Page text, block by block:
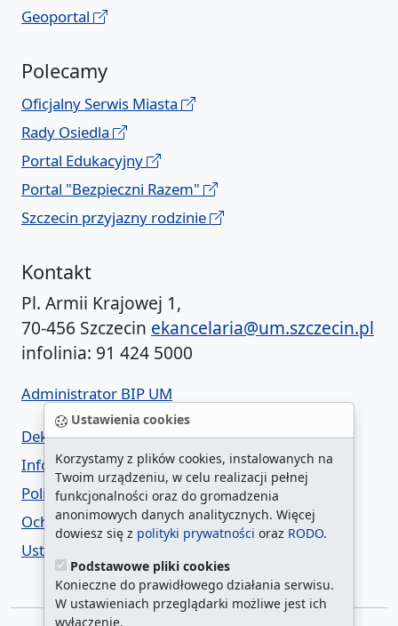
Ustawienia cookies
Korzystamy z plików cookies, instalowanych na
Twoim urządzeniu, w celu realizacji pełnej
funkcjonalności oraz do gromadzenia
anonimowych danych analitycznych. Więcej
dowiesz się z polityki prywatności oraz RODO.
Podstawowe pliki cookies
Konieczne do prawidłowego działania serwisu.
W ustawieniach przeglądarki możliwe jest ich
wyłączenie.
Geoportal
Polecamy
Oficjalny Serwis Miasta
Rady Osiedla
Portal Edukacyjny
Portal "Bezpieczni Razem"
Szczecin przyjazny rodzinie
Kontakt
Pl. Armii Krajowej 1,
70-456 Szczecin ekancelaria@um.szczecin.pl
infolinia: 91 424 5000
Administrator BIP UM
Deklaracja dostępności
Informacja o urzędzie w ETR
Polityka prywatności
Ochrona danych osobowych
Ustawienia cookies